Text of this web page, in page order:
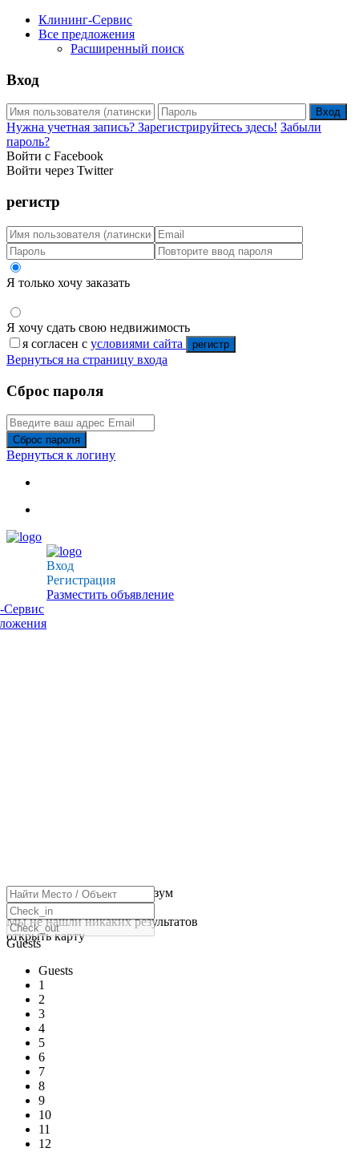
Клининг-Сервис
Все предложения
Расширенный поиск
Вход
Вход
Нужна учетная запись? Зарегистрируйтесь здесь! Забыли
пароль?
Войти с Facebook
Войти через Twitter
регистр
Я только хочу заказать
Я хочу сдать свою недвижимость
я согласен с условиями сайта регистр
Вернуться на страницу входа
Сброс пароля
Сброс пароля
Вернуться к логину
Вход
Регистрация
Разместить объявление
нажмите, чтобы включить зум
Загрузка карт
Мы не нашли никаких результатов
открыть карту
Guests
Guests
1
2
3
4
5
6
7
8
9
10
11
12